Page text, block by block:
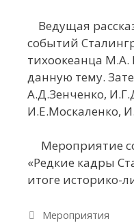
Ведущая
событий
тихоокеанца М.А.
данную тему.
А.Д.Зенченко,
И.Е.Москаленко,
Мероприятие
«Редкие кадры
итоге историко-
Рубрики
Мероприятия